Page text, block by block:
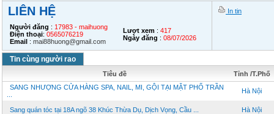
LIÊN HỆ
Người đăng : 17983 - maihuong
Điện thoại: 0565076219
Email : mai88huong@gmail.com
Lượt xem : 417
Ngày đăng : 08/07/2026
In tin
Tin cùng người rao
Tiêu đề
Tỉnh /T.Phố
SANG NHƯỢNG CỬA HÀNG SPA, NAIL, MI, GỘI TẠI MẶT PHỐ TRẦN
Hà Nội
Sang quán tóc tại 18A ngõ 38 Khúc Thừa Dụ, Dịch Vọng, Cầu ... Hà Nội